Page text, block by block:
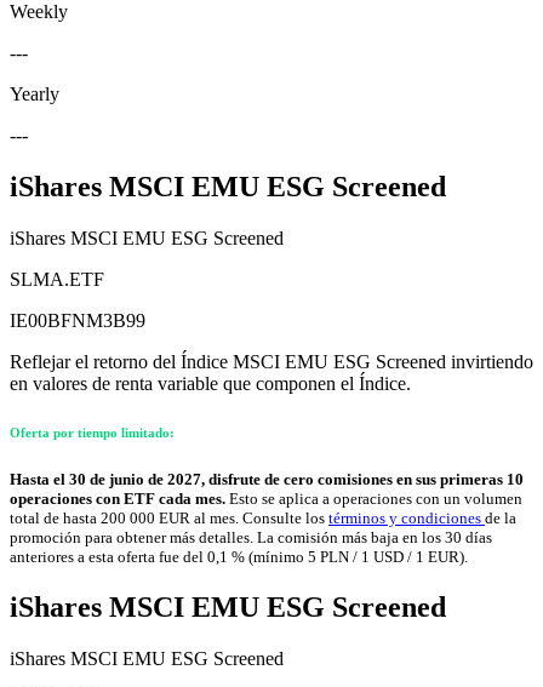
Weekly
---
Yearly
---
iShares MSCI EMU ESG Screened
iShares MSCI EMU ESG Screened
SLMA.ETF
IE00BFNM3B99
Reflejar el retorno del Índice MSCI EMU ESG Screened invirtiendo
en valores de renta variable que componen el Índice.
Oferta por tiempo limitado:
Hasta el 30 de junio de 2027, disfrute de cero comisiones en sus primeras 10
operaciones con ETF cada mes. Esto se aplica a operaciones con un volumen
total de hasta 200 000 EUR al mes. Consulte los términos y condiciones de la
promoción para obtener más detalles. La comisión más baja en los 30 días
anteriores a esta oferta fue del 0,1 % (mínimo 5 PLN / 1 USD / 1 EUR).
iShares MSCI EMU ESG Screened
iShares MSCI EMU ESG Screened